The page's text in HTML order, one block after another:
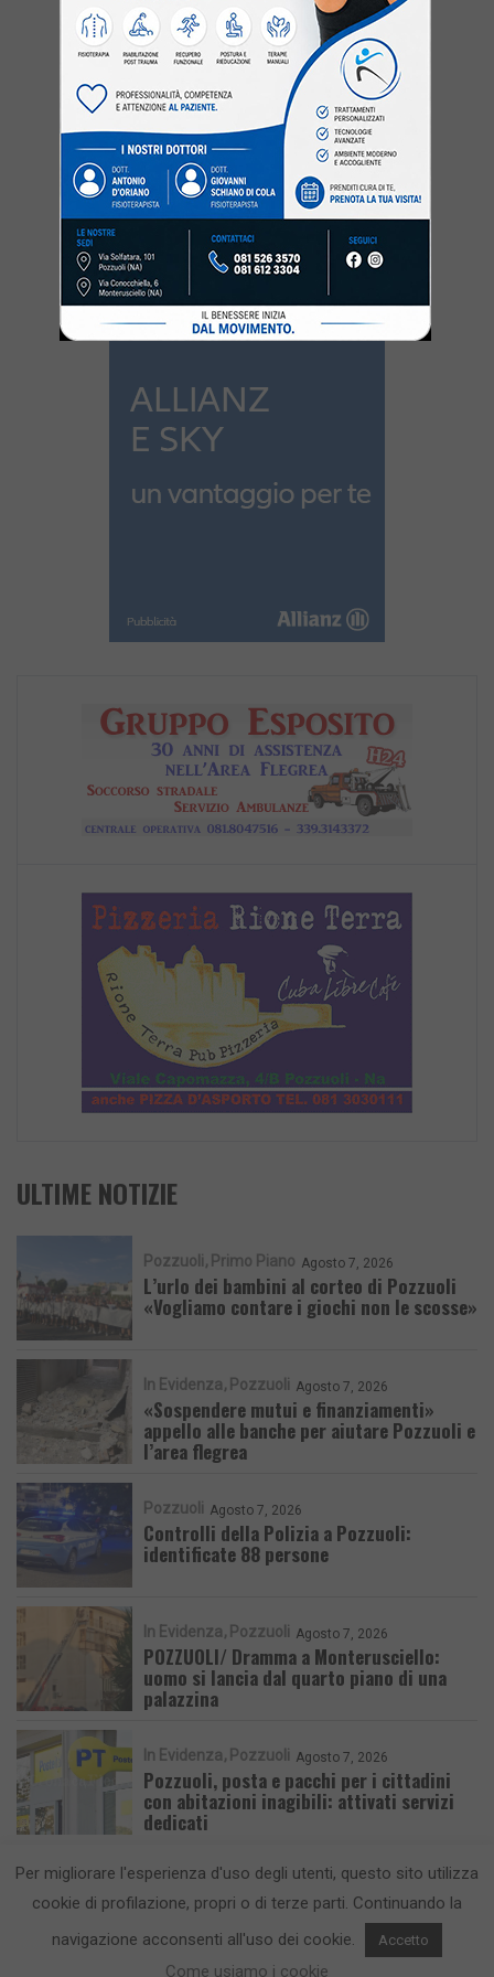
ULTIME NOTIZIE
Pozzuoli Primo Piano Agosto 7, 2026
L’urlo dei bambini al corteo di Pozzuoli
«Vogliamo contare i giochi non le scosse»
In Evidenza Pozzuoli Agosto 7, 2026
«Sospendere mutui e finanziamenti»
appello alle banche per aiutare Pozzuoli e
l’area flegrea
Pozzuoli Agosto 7, 2026
Controlli della Polizia a Pozzuoli:
identificate 88 persone
In Evidenza Pozzuoli Agosto 7, 2026
POZZUOLI/ Dramma a Monterusciello:
uomo si lancia dal quarto piano di una
palazzina
In Evidenza Pozzuoli Agosto 7, 2026
Pozzuoli, posta e pacchi per i cittadini
con abitazioni inagibili: attivati servizi
dedicati
CronacaFlegrea testata giornalistica - aut. Tribunale di Napoli n. 34 del
23/05/2012.Info e Contatti
Per migliorare l'esperienza d'uso degli utenti, questo sito utilizza
cookie di profilazione, propri o di terze parti. Continuando la
navigazione acconsenti all'uso dei cookie.
Accetto
Come usiamo i cookie